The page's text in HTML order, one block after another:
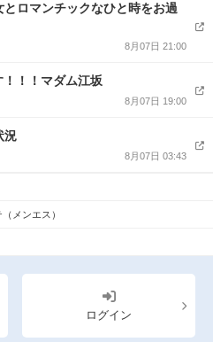
女性スタッフのみ
ロマンチックなひと時をお過
8月07日 21:00
！！マダム江坂
8月07日 19:00
況
8月07日 03:43
メンエス）
ログイン